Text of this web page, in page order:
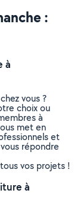
:
à
vous ?
choix ou
à
met en
et
répondre
vos projets !
à